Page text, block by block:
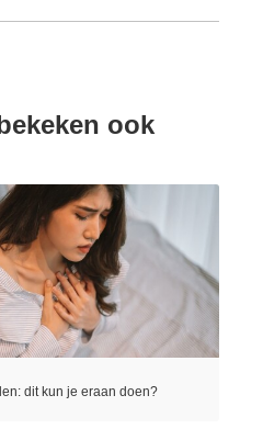
ook
dit kun je eraan doen?